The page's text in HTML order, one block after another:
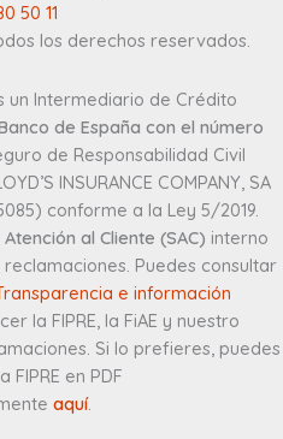
50 11
los derechos reservados.
un Intermediario de Crédito
de España con el número
de Responsabilidad Civil
INSURANCE COMPANY, SA
conforme a la Ley 5/2019.
al Cliente (SAC) interno
Puedes consultar
e información
la FIPRE, la FiAE y nuestro
Si lo prefieres, puedes
FIPRE en PDF
aquí.